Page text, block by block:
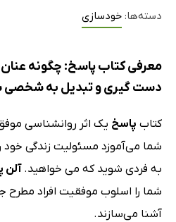
دسته‌ها: خودسازی
معرفی کتاب پاسخ: چگونه عنان
دست گیری و تبدیل به شخصی
کتاب پاسخ یک اثر روانشناسی
شما می‌آموزد مسئولیت زندگی خود
به فردی شوید که می خواهید.آلن
شما را اسلوب موفقیت افراد
آشنا می‌سازند.